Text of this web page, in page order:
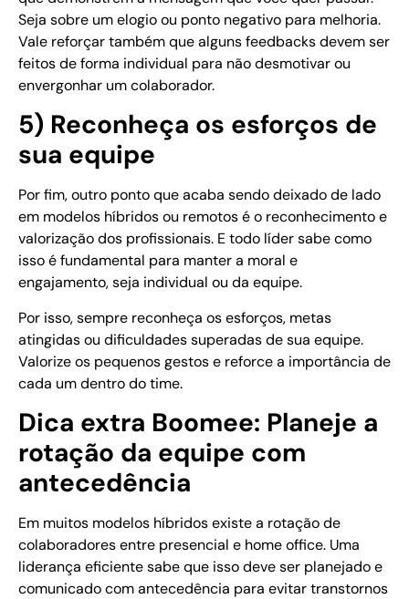
Seja sobre um elogio ou ponto negativo para melhoria.
Vale reforçar também que alguns feedbacks devem ser
feitos de forma individual para não desmotivar ou
envergonhar um colaborador.
5) Reconheça os esforços de
sua equipe
Por fim, outro ponto que acaba sendo deixado de lado
em modelos híbridos ou remotos é o reconhecimento e
valorização dos profissionais. E todo líder sabe como
isso é fundamental para manter a moral e
engajamento, seja individual ou da equipe.
Por isso, sempre reconheça os esforços, metas
atingidas ou dificuldades superadas de sua equipe.
Valorize os pequenos gestos e reforce a importância de
cada um dentro do time.
Dica extra Boomee: Planeje a
rotação da equipe com
antecedência
Em muitos modelos híbridos existe a rotação de
colaboradores entre presencial e home office. Uma
liderança eficiente sabe que isso deve ser planejado e
comunicado com antecedência para evitar transtornos